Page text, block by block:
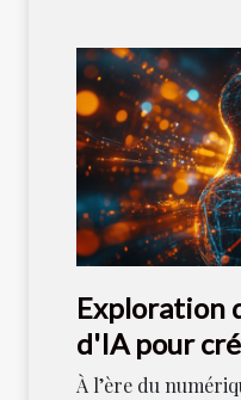
Exploration
d'IA pour
uniques
À l’ère du